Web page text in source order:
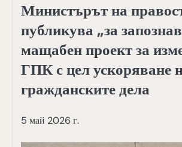
Министърът на
публикува „за
мащабен проект за
ГПК с цел ускоряване
гражданските дела
5 май 2026 г.